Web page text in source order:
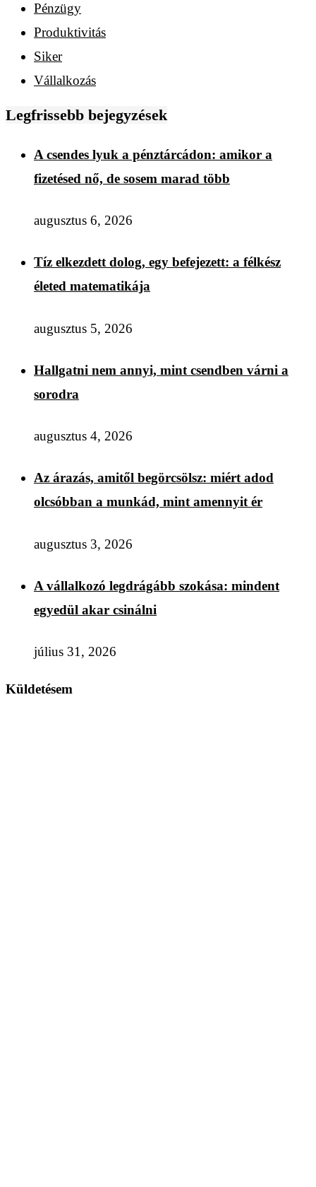
Pénzügy
Produktivitás
Siker
Vállalkozás
Legfrissebb bejegyzések
A csendes lyuk a pénztárcádon: amikor a
fizetésed nő, de sosem marad több
augusztus 6, 2026
Tíz elkezdett dolog, egy befejezett: a félkész
életed matematikája
augusztus 5, 2026
Hallgatni nem annyi, mint csendben várni a
sorodra
augusztus 4, 2026
Az árazás, amitől begörcsölsz: miért adod
olcsóbban a munkád, mint amennyit ér
augusztus 3, 2026
A vállalkozó legdrágább szokása: mindent
egyedül akar csinálni
július 31, 2026
Küldetésem